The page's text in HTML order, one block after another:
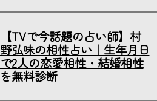
【TVで今話題の占い師】村
野弘味の相性占い｜生年月日
で2人の恋愛相性・結婚相性
を無料診断